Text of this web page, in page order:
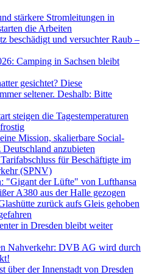
stärkere Stromleitungen in
die Arbeiten
beschädigt und versuchter Raub –
Camping in Sachsen bleibt
gesichtet? Diese
seltener. Deshalb: Bitte
steigen die Tagestemperaturen
Mission, skalierbare Social-
anzubieten
für Beschäftigte im
(SPNV)
"Gigant der Lüfte" von Lufthansa
A380 aus der Halle gezogen
zurück aufs Gleis gehoben
in Dresden bleibt weiter
Nahverkehr: DVB AG wird durch
über der Innenstadt von Dresden